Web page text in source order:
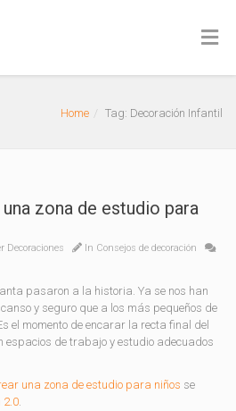
Home Tag: Decoración Infantil
zona de estudio para
Decoraciones In Consejos de decoración
pasaron a la historia. Ya se nos han
y seguro que a los más pequeños de
el momento de encarar la recta final del
espacios de trabajo y estudio adecuados
una zona de estudio para niños se
2.0.